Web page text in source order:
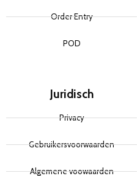
Order Entry
POD
Juridisch
Privacy
Gebruikersvoorwaarden
Algemene voowaarden